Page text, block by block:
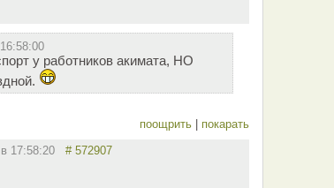
у работников акимата, НО
поощрить покарать
в 17:58:20 # 572907